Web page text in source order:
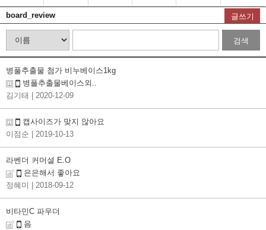
board_review 글쓰기
검색
병풀추출물 첨가 비누베이스1kg
병풀추출물베이스외..
김기태
| 2020-12-09
캡사이즈가 맞지 않아요
이점순
| 2019-10-13
라벤더 커머셜 E.O
은은해서 좋아요
정혜미
| 2018-09-12
비타민C 파우더
음